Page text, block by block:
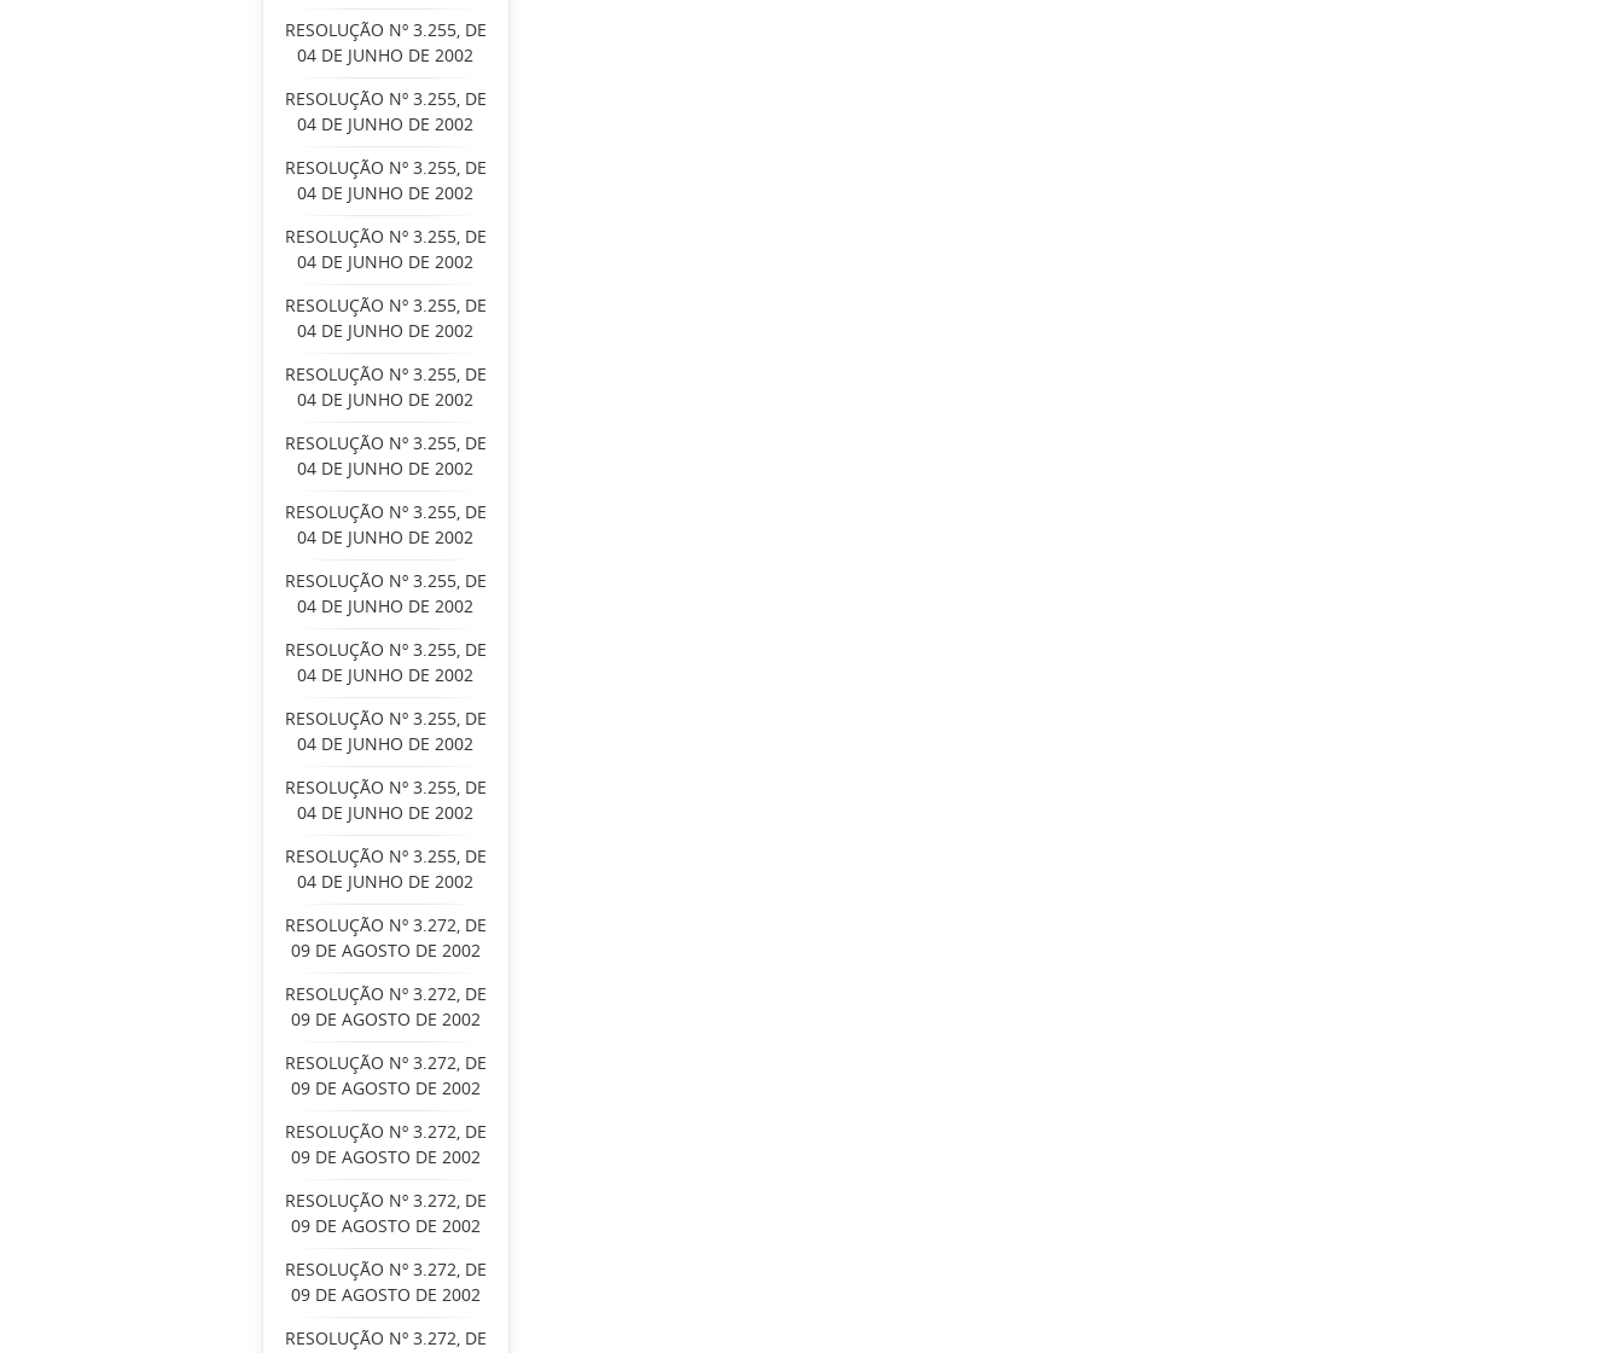
RESOLUÇÃO Nº 3.255, DE
04 DE JUNHO DE 2002
RESOLUÇÃO Nº 3.255, DE
04 DE JUNHO DE 2002
RESOLUÇÃO Nº 3.255, DE
04 DE JUNHO DE 2002
RESOLUÇÃO Nº 3.255, DE
04 DE JUNHO DE 2002
RESOLUÇÃO Nº 3.255, DE
04 DE JUNHO DE 2002
RESOLUÇÃO Nº 3.255, DE
04 DE JUNHO DE 2002
RESOLUÇÃO Nº 3.255, DE
04 DE JUNHO DE 2002
RESOLUÇÃO Nº 3.255, DE
04 DE JUNHO DE 2002
RESOLUÇÃO Nº 3.255, DE
04 DE JUNHO DE 2002
RESOLUÇÃO Nº 3.255, DE
04 DE JUNHO DE 2002
RESOLUÇÃO Nº 3.255, DE
04 DE JUNHO DE 2002
RESOLUÇÃO Nº 3.255, DE
04 DE JUNHO DE 2002
RESOLUÇÃO Nº 3.255, DE
04 DE JUNHO DE 2002
RESOLUÇÃO Nº 3.272, DE
09 DE AGOSTO DE 2002
RESOLUÇÃO Nº 3.272, DE
09 DE AGOSTO DE 2002
RESOLUÇÃO Nº 3.272, DE
09 DE AGOSTO DE 2002
RESOLUÇÃO Nº 3.272, DE
09 DE AGOSTO DE 2002
RESOLUÇÃO Nº 3.272, DE
09 DE AGOSTO DE 2002
RESOLUÇÃO Nº 3.272, DE
09 DE AGOSTO DE 2002
RESOLUÇÃO Nº 3.272, DE